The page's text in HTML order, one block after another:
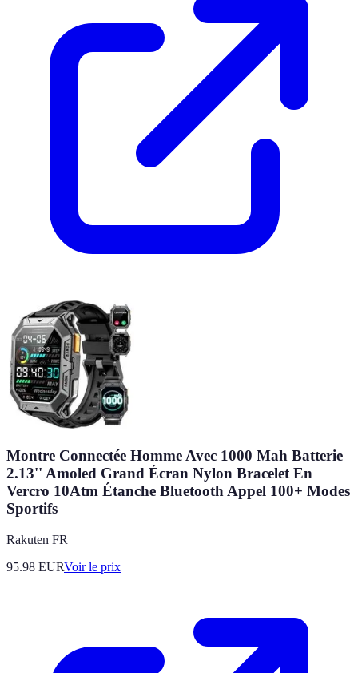
Montre Connectée Homme Avec 1000 Mah Batterie
2.13'' Amoled Grand Écran Nylon Bracelet En
Vercro 10Atm Étanche Bluetooth Appel 100+ Modes
Sportifs
Rakuten FR
95.98 EURVoir le prix